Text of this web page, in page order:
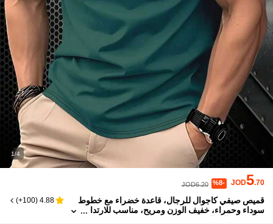
1/4
JOD5.70
%8-
JOD6.20
قميص صيفي كاجوال للرجال، قاعدة خضراء مع خطوط
سوداء وحمراء، خفيف الوزن ومريح، مناسب للارتدا
4.88
(
100+
)